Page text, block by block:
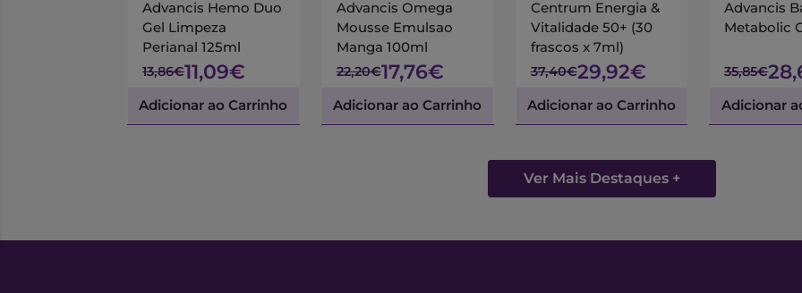
Advancis Hemo Duo
Gel Limpeza
Perianal 125ml
13,86€11,09€
Adicionar ao Carrinho
Advancis Omega
Mousse Emulsao
Manga 100ml
22,20€17,76€
Adicionar ao Carrinho
Centrum Energia &
Vitalidade 50+ (30
frascos x 7ml)
37,40€29,92€
Adicionar ao Carrinho
Advancis
Metabolic
35,85€
Adicionar
Ver Mais Destaques +